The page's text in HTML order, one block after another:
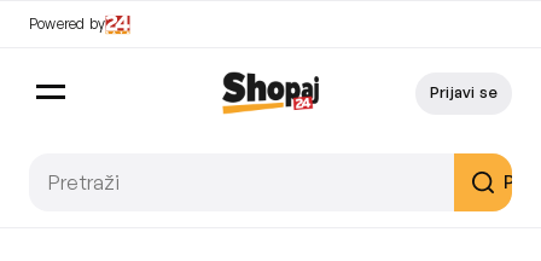
Powered by
Prijavi se